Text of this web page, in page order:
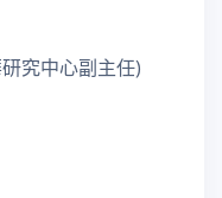
究中心副主任)